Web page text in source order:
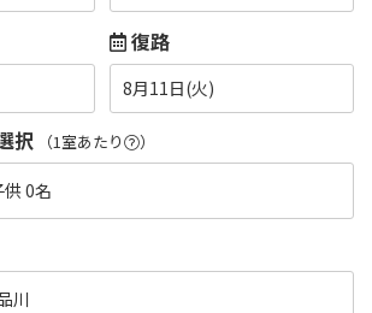
復路
8月11日(火)
択 （1室あたり ）
0名
川